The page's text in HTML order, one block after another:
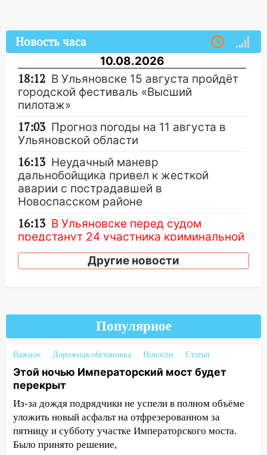
Новость часа
10.08.2026
18:12 В Ульяновске 15 августа пройдёт
городской фестиваль «Высший
пилотаж»
17:03 Прогноз погоды на 11 августа в
Ульяновской области
16:13 Неудачный маневр
дальнобойщика привел к жесткой
аварии с пострадавшей в
Новоспасском районе
16:13 В Ульяновске перед судом
предстанут 24 участника криминальной
группировки
15:34 Ливень привел к жесткому ДТП: в
Семьям погибших и
пострадавшим в Нижнекамске окажут
15:05 Столкновение двух «Лад» в
Димитровграде: пассажирка оказалась
в больнице
14:23 В Вешкаймском районе
перевернулся самодельный байк
14:21 Волонтеры «ЛизаАлерт»
Другие новости
Популярное
Важное Дорожная обстановка Новости Статьи
Этой ночью Императорский мост будет
перекрыт
Из-за дождя подрядчики не успели в полном объёме
уложить новый асфальт на отфрезерованном за
пятницу и субботу участке Императорского моста.
Было принято решение,